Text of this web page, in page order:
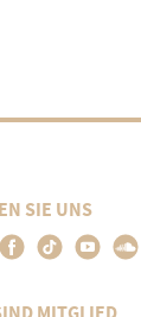
SIE UNS